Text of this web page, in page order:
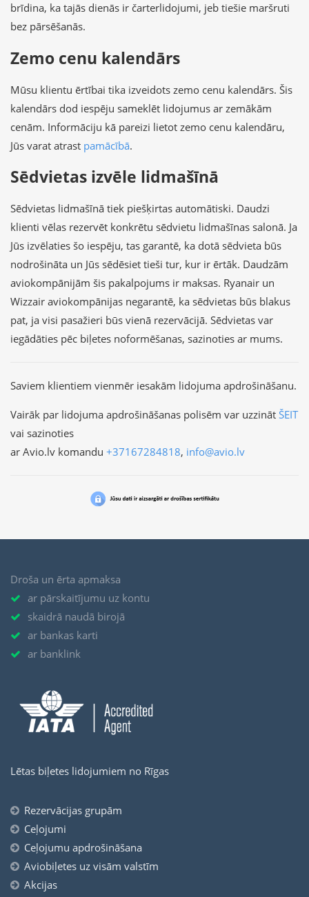
brīdina, ka tajās dienās ir čarterlidojumi, jeb tiešie maršruti
bez pārsēšanās.
Zemo cenu kalendārs
Mūsu klientu ērtībai tika izveidots zemo cenu kalendārs. Šis
kalendārs dod iespēju sameklēt lidojumus ar zemākām
cenām. Informāciju kā pareizi lietot zemo cenu kalendāru,
Jūs varat atrast pamācībā.
Sēdvietas izvēle lidmašīnā
Sēdvietas lidmašīnā tiek piešķirtas automātiski. Daudzi
klienti vēlas rezervēt konkrētu sēdvietu lidmašīnas salonā. Ja
Jūs izvēlaties šo iespēju, tas garantē, ka dotā sēdvieta būs
nodrošināta un Jūs sēdēsiet tieši tur, kur ir ērtāk. Daudzām
aviokompānijām šis pakalpojums ir maksas. Ryanair un
Wizzair aviokompānijas negarantē, ka sēdvietas būs blakus
pat, ja visi pasažieri būs vienā rezervācijā. Sēdvietas var
iegādāties pēc biļetes noformēšanas, sazinoties ar mums.
Saviem klientiem vienmēr iesakām lidojuma apdrošināšanu.
Vairāk par lidojuma apdrošināšanas polisēm var uzzināt ŠEIT
vai sazinoties
ar Avio.lv komandu +37167284818, info@avio.lv
Droša un ērta apmaksa
ar pārskaitījumu uz kontu
skaidrā naudā birojā
ar bankas karti
ar banklink
Lētas biļetes lidojumiem no Rīgas
Rezervācijas grupām
Ceļojumi
Ceļojumu apdrošināšana
Aviobiļetes uz visām valstīm
Akcijas